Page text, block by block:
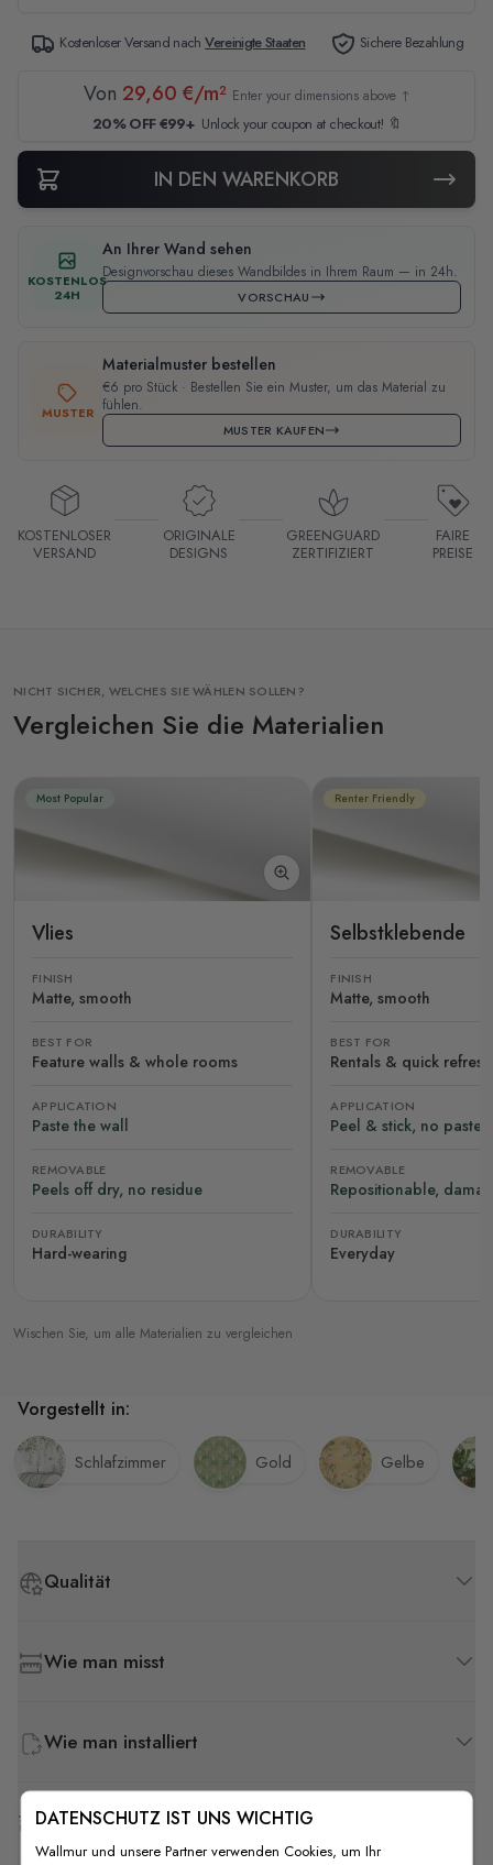
Kostenloser Versand nachVereinigte Staaten Sichere Bezahlung
Von 29,60 €/m² Enter your dimensions above ↑
20% OFF €99+ Unlock your coupon at checkout! 🔖
IN DEN WARENKORB
KOSTENLOS
24H
An Ihrer Wand sehen
Designvorschau dieses Wandbildes in Ihrem Raum — in 24h.
VORSCHAU
MUSTER
Materialmuster bestellen
€6 pro Stück · Bestellen Sie ein Muster, um das Material zu
fühlen.
MUSTER KAUFEN
KOSTENLOSER
VERSAND
ORIGINALE
DESIGNS
GREENGUARD
ZERTIFIZIERT
FAIRE
PREISE
NICHT SICHER, WELCHES SIE WÄHLEN SOLLEN?
Vergleichen Sie die Materialien
Most Popular
Vlies
FINISH
Matte, smooth
BEST FOR
Feature walls & whole rooms
APPLICATION
Paste the wall
REMOVABLE
Peels off dry, no residue
DURABILITY
Hard-wearing
Renter Friendly
Selbstklebende
FINISH
Matte, smooth
BEST FOR
Rentals & quick
APPLICATION
Peel & stick, no paste
REMOVABLE
Repositionable,
DURABILITY
Everyday
Wischen Sie, um alle Materialien zu vergleichen
Qualität
Wie man misst
Wie man installiert
Versand & Rückgabe
Vorgestellt in:
Schlafzimmer Gold Gelbe
DATENSCHUTZ IST UNS WICHTIG
Wallmur und unsere Partner verwenden Cookies, um Ihr